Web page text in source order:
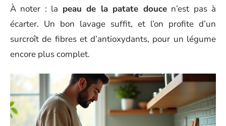
À noter : la peau de la patate doucen’est pas à
écarter. Un bon lavage suffit, et l’on profite d’un
surcroît de fibres et d’antioxydants, pour un légume
encore plus complet.